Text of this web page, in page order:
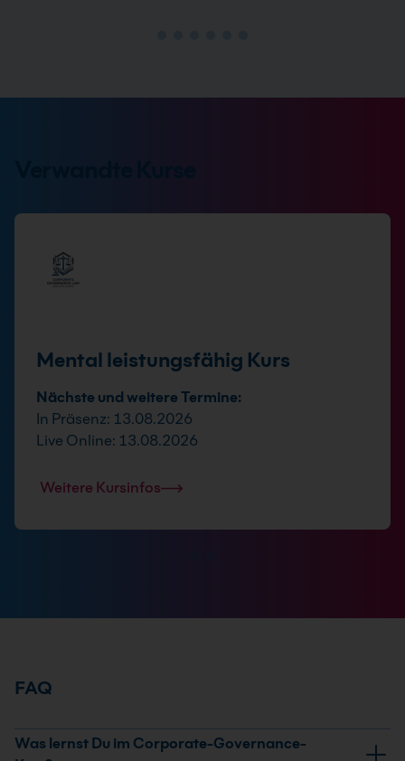
Mental leistungsfähig Kurs
Nächste und weitere Termine:
In Präsenz: 13.08.2026
Live Online: 13.08.2026
Weitere Kursinfos
FAQ
Was lernst Du im Corporate-Governance-